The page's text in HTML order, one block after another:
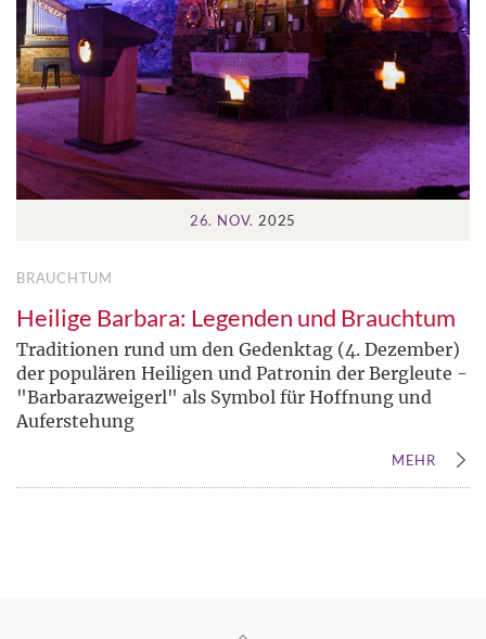
26. NOV. 2025
BRAUCHTUM
Heilige Barbara: Legenden und Brauchtum
Traditionen rund um den Gedenktag (4. Dezember)
der populären Heiligen und Patronin der Bergleute -
"Barbarazweigerl" als Symbol für Hoffnung und
Auferstehung
MEHR